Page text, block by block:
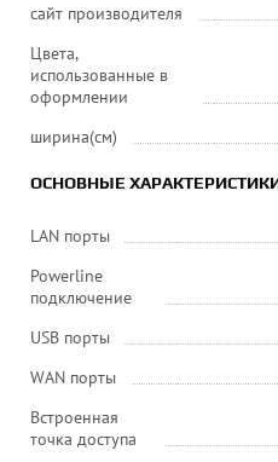
сайт производителя
Цвета,
использованные в
оформлении
ширина(см)
ОСНОВНЫЕ
LAN порты
Powerline
подключение
USB порты
WAN порты
Встроенная
точка доступа